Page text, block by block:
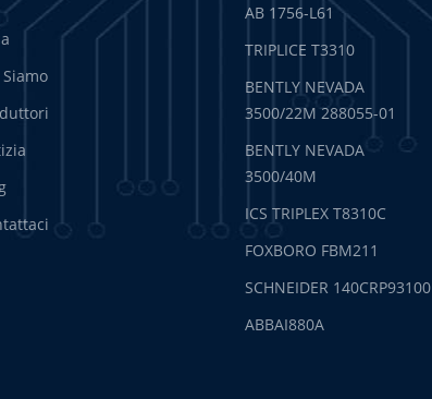
AB 1756-L61
TRIPLICE T3310
BENTLY NEVADA
3500/22M 288055-01
BENTLY NEVADA
3500/40M
ICS TRIPLEX T8310C
FOXBORO FBM211
SCHNEIDER 140CRP93100
ABBAI880A